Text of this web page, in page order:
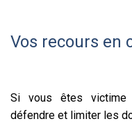
Vos recours en
Si vous êtes victime
défendre et limiter les